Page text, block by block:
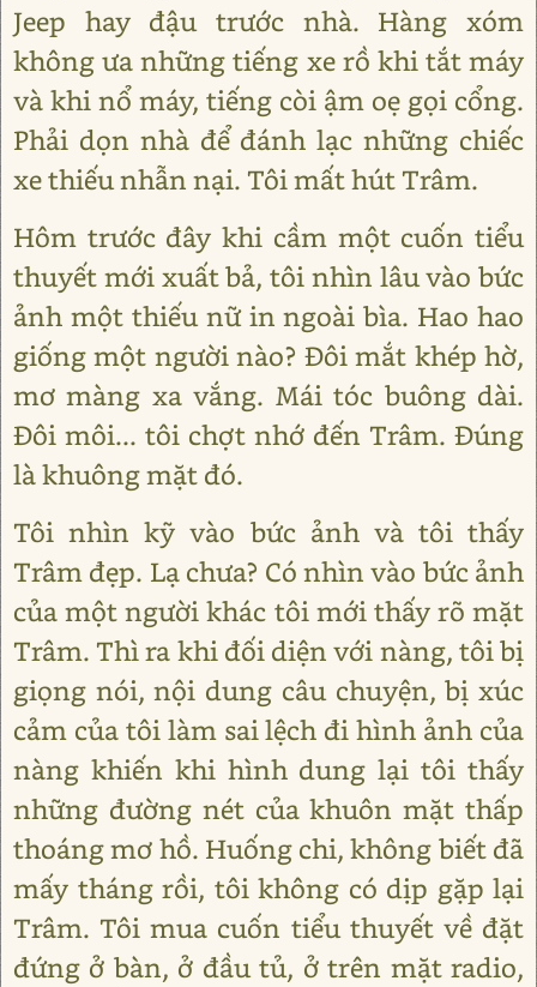
Jeep hay đậu trước nhà. Hàng xóm
không ưa những tiếng xe rồ khi tắt máy
và khi nổ máy, tiếng còi ậm oẹ gọi cổng.
Phải dọn nhà để đánh lạc những chiếc
xe thiếu nhẫn nại. Tôi mất hút Trâm.
Hôm trước đây khi cầm một cuốn tiểu
thuyết mới xuất bả, tôi nhìn lâu vào bức
ảnh một thiếu nữ in ngoài bìa. Hao hao
giống một người nào? Đôi mắt khép hờ,
mơ màng xa vắng. Mái tóc buông dài.
Đôi môi... tôi chợt nhớ đến Trâm. Đúng
là khuông mặt đó.
Tôi nhìn kỹ vào bức ảnh và tôi thấy
Trâm đẹp. Lạ chưa? Có nhìn vào bức ảnh
của một người khác tôi mới thấy rõ mặt
Trâm. Thì ra khi đối diện với nàng, tôi bị
giọng nói, nội dung câu chuyện, bị xúc
cảm của tôi làm sai lệch đi hình ảnh của
nàng khiến khi hình dung lại tôi thấy
những đường nét của khuôn mặt thấp
thoáng mơ hồ. Huống chi, không biết đã
mấy tháng rồi, tôi không có dịp gặp lại
Trâm. Tôi mua cuốn tiểu thuyết về đặt
đứng ở bàn, ở đầu tủ, ở trên mặt radio,